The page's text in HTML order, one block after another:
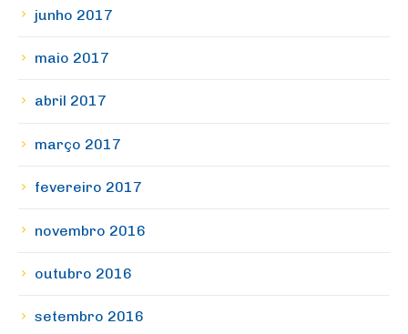
junho 2017
maio 2017
abril 2017
março 2017
fevereiro 2017
novembro 2016
outubro 2016
setembro 2016